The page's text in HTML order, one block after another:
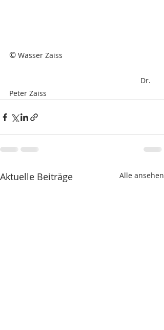
© Wasser Zaiss
Dr.
Peter Zaiss
Aktuelle Beiträge Alle ansehen